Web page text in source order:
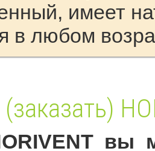
имеет
в любом
(заказать)
вы